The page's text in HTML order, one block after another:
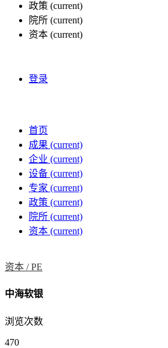
政策 (current)
院所 (current)
资本 (current)
登录
首页
成果 (current)
企业 (current)
设备 (current)
专家 (current)
政策 (current)
院所 (current)
资本 (current)
资本 /PE
中海软银
浏览次数
470